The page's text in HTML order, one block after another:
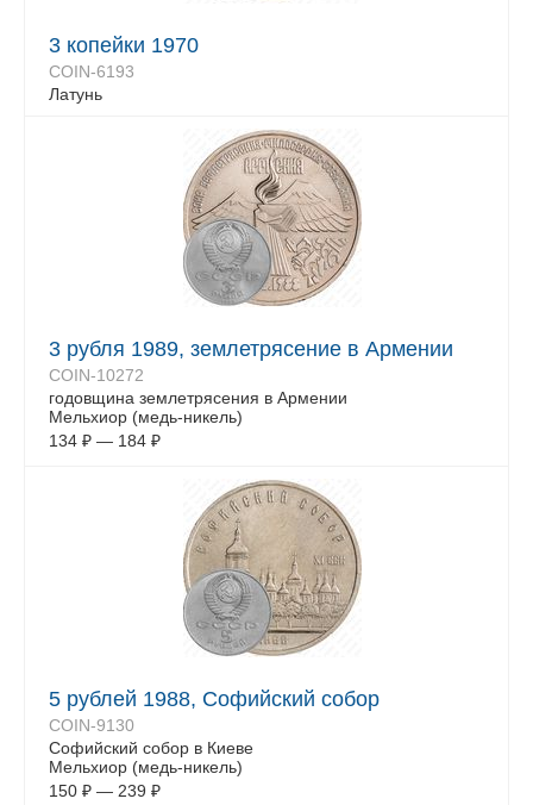
3 копейки 1970
COIN-6193
Латунь
3 рубля 1989, землетрясение в Армении
COIN-10272
годовщина землетрясения в Армении
Мельхиор (медь-никель)
134 ₽ — 184 ₽
5 рублей 1988, Софийский собор
COIN-9130
Софийский собор в Киеве
Мельхиор (медь-никель)
150 ₽ — 239 ₽